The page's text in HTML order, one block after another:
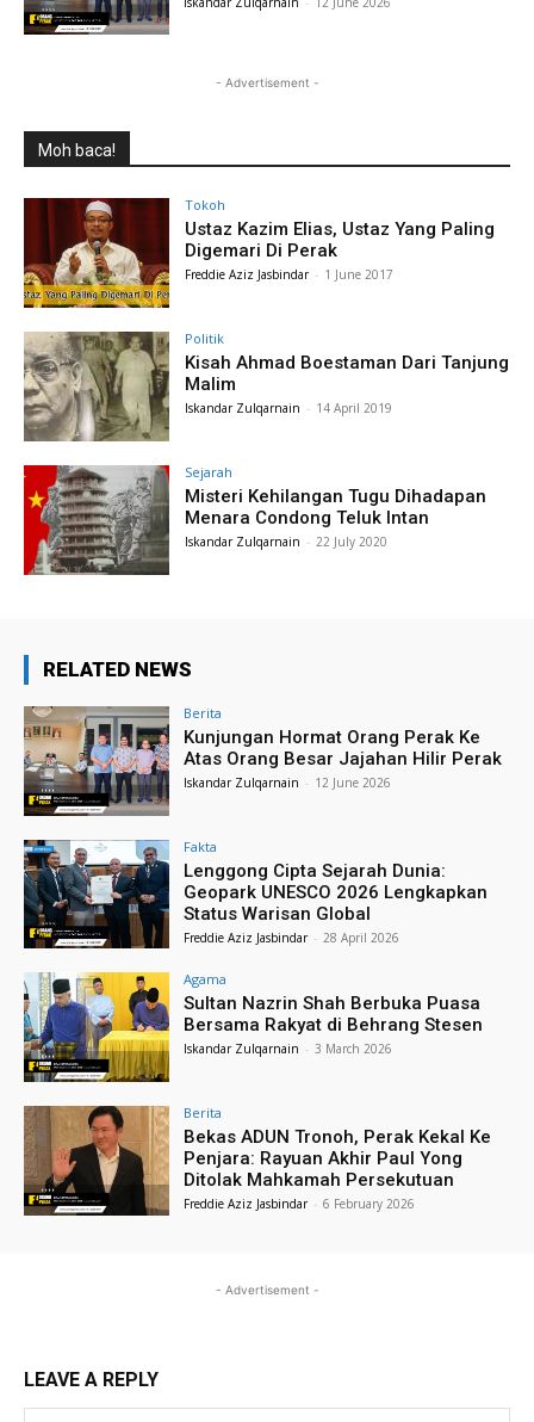
- Advertisement -
Moh baca!
Tokoh
Ustaz Kazim Elias, Ustaz Yang Paling
Digemari Di Perak
Freddie Aziz Jasbindar - 1 June 2017
Politik
Kisah Ahmad Boestaman Dari Tanjung
Malim
Iskandar Zulqarnain - 14 April 2019
Sejarah
Misteri Kehilangan Tugu Dihadapan
Menara Condong Teluk Intan
Iskandar Zulqarnain - 22 July 2020
RELATED NEWS
Berita
Kunjungan Hormat Orang Perak Ke
Atas Orang Besar Jajahan Hilir Perak
Iskandar Zulqarnain - 12 June 2026
Fakta
Lenggong Cipta Sejarah Dunia:
Geopark UNESCO 2026 Lengkapkan
Status Warisan Global
Freddie Aziz Jasbindar - 28 April 2026
Agama
Sultan Nazrin Shah Berbuka Puasa
Bersama Rakyat di Behrang Stesen
Iskandar Zulqarnain - 3 March 2026
Berita
Bekas ADUN Tronoh, Perak Kekal Ke
Penjara: Rayuan Akhir Paul Yong
Ditolak Mahkamah Persekutuan
Freddie Aziz Jasbindar - 6 February 2026
- Advertisement -
LEAVE A REPLY